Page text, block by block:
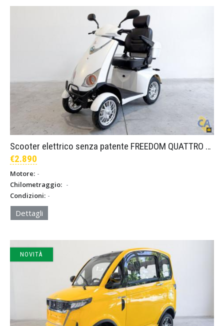
Scooter elettrico senza patente FREEDOM QUATTRO SENIOR – Bianco
€2.890
Motore: -
Chilometraggio: -
Condizioni: -
Dettagli
NOVITÀ